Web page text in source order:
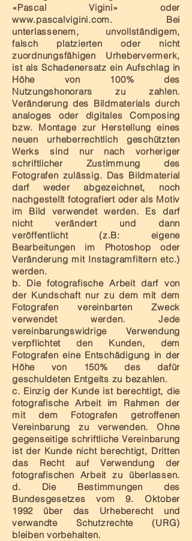
«Pascal Vigini» oder
www.pascalvigini.com. Bei
unterlassenem, unvollständigem,
falsch platzierten oder nicht
zuordnungsfähigen Urhebervermerk,
ist als Schadenersatz ein Aufschlag in
Höhe von 100% des
Nutzungshonorars zu zahlen.
Veränderung des Bildmaterials durch
analoges oder digitales Composing
bzw. Montage zur Herstellung eines
neuen urheberrechtlich geschützten
Werks sind nur nach vorheriger
schriftlicher Zustimmung des
Fotografen zulässig. Das Bildmaterial
darf weder abgezeichnet, noch
nachgestellt fotografiert oder als Motiv
im Bild verwendet werden. Es darf
nicht verändert und dann
veröffentlicht (z.B: eigene
Bearbeitungen im Photoshop oder
Veränderung mit Instagramfiltern etc.)
werden.
b. Die fotografische Arbeit darf von
der Kundschaft nur zu dem mit dem
Fotografen vereinbarten Zweck
verwendet werden. Jede
vereinbarungswidrige Verwendung
verpflichtet den Kunden, dem
Fotografen eine Entschädigung in der
Höhe von 150% des dafür
geschuldeten Entgelts zu bezahlen.
c. Einzig der Kunde ist berechtigt, die
fotografische Arbeit im Rahmen der
mit dem Fotografen getroffenen
Vereinbarung zu verwenden. Ohne
gegenseitige schriftliche Vereinbarung
ist der Kunde nicht berechtigt, Dritten
das Recht auf Verwendung der
fotografischen Arbeit zu überlassen.
d. Die Bestimmungen des
Bundesgesetzes vom 9. Oktober
1992 über das Urheberecht und
verwandte Schutzrechte (URG)
bleiben vorbehalten.